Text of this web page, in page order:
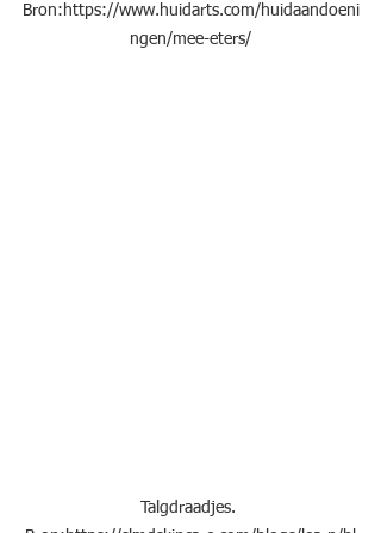
Bron:https://www.huidarts.com/huidaandoeni
ngen/mee-eters/
Talgdraadjes.